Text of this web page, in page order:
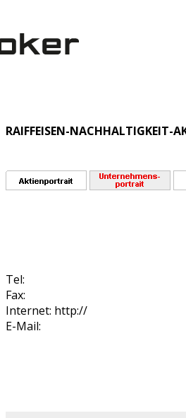
RAIFFEISEN-NACHHALTIGKEIT-
Tel:
Fax:
Internet: http://
E-Mail: